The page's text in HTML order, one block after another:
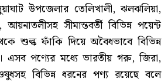
উপজেলার তেলিখালী, ঝলঝলিয়া,
সীমান্তবর্তী বিভিন্ন পয়েন্ট
শুল্ক ফাঁকি দিয়ে অবৈধভাবে বিভিন্ন
এসব পণ্যের মধ্যে ভারতীয় গরু, জিরা,
বিভিন্ন ধরনের পণ্য রয়েছে বলে